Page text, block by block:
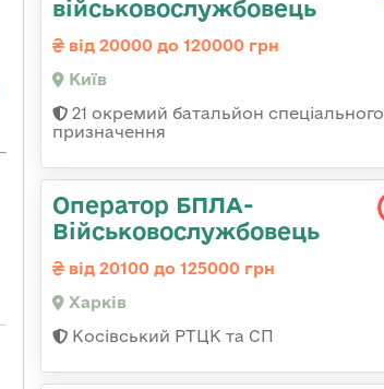
військовослужбовець
від 20000 до 120000 грн
Київ
21 окремий батальйон спеціального
призначення
Оператор БПЛА-
Військовослужбовець
від 20100 до 125000 грн
Харків
Косівський РТЦК та СП